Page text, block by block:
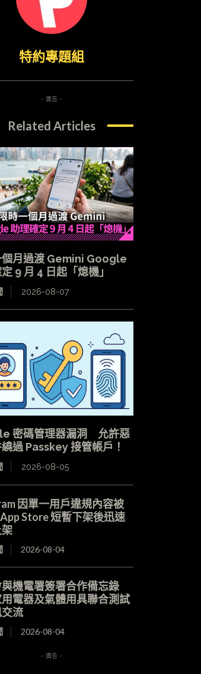
特約專題組
- 廣告 -
Related Articles
個月過渡 Gemini Google
9 月 4 日起「熄機」
2026-08-07
密碼管理器漏洞 允許惡
過 Passkey 接管帳戶！
2026-08-05
因單一用戶違規內容被
Store 短暫下架後迅速
2026-08-04
機電署簽署合作備忘錄
電器及氣體用具聯合測試
流
2026-08-04
- 廣告 -